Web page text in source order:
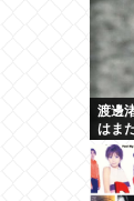
渡邊
はま
した